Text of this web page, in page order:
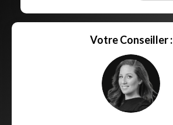
Votre Conseiller :